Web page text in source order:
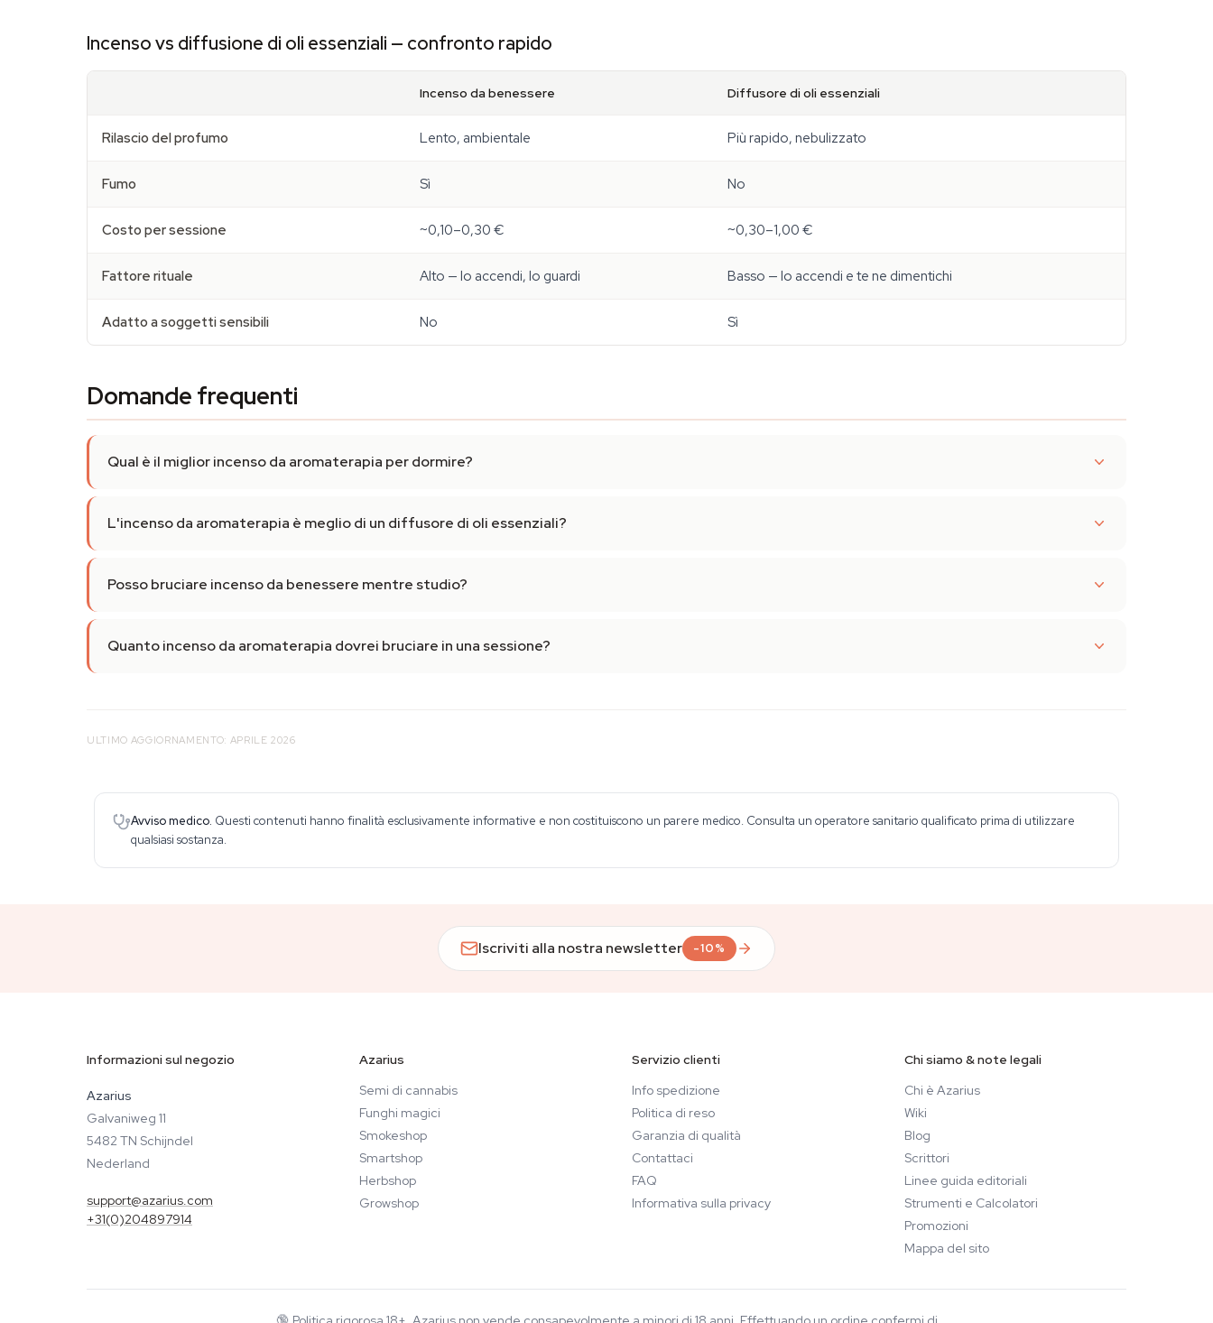
Incenso vs diffusione di oli essenziali — confronto rapido
Incenso da benessere Diffusore di oli essenziali
Rilascio del profumo Lento, ambientale Più rapido, nebulizzato
Fumo Sì No
Costo per sessione ~0,10–0,30 € ~0,30–1,00 €
Fattore rituale Alto — lo accendi, lo guardi Basso — lo accendi e te ne dimentichi
Adatto a soggetti sensibili No Sì
Domande frequenti
Qual è il miglior incenso da aromaterapia per dormire?
L'incenso da aromaterapia è meglio di un diffusore di oli essenziali?
Posso bruciare incenso da benessere mentre studio?
Quanto incenso da aromaterapia dovrei bruciare in una sessione?
ULTIMO AGGIORNAMENTO: APRILE 2026
Avviso medico. Questi contenuti hanno finalità esclusivamente informative e non costituiscono un parere medico. Consulta un operatore sanitario qualificato prima di utilizzare
qualsiasi sostanza.
Iscriviti alla nostra newsletter -10%
Informazioni sul negozio
Azarius
Galvaniweg 11
5482 TN Schijndel
Nederland
support@azarius.com
+31(0)204897914
Azarius
Semi di cannabis
Funghi magici
Smokeshop
Smartshop
Herbshop
Growshop
Servizio clienti
Info spedizione
Politica di reso
Garanzia di qualità
Contattaci
FAQ
Informativa sulla privacy
Chi siamo & note legali
Chi è Azarius
Wiki
Blog
Scrittori
Linee guida editoriali
Strumenti e Calcolatori
Promozioni
Mappa del sito